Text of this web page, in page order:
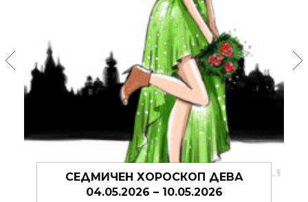
СЕДМИЧЕН ХОРОСКОП
27.04.2026 – 03.05.2026